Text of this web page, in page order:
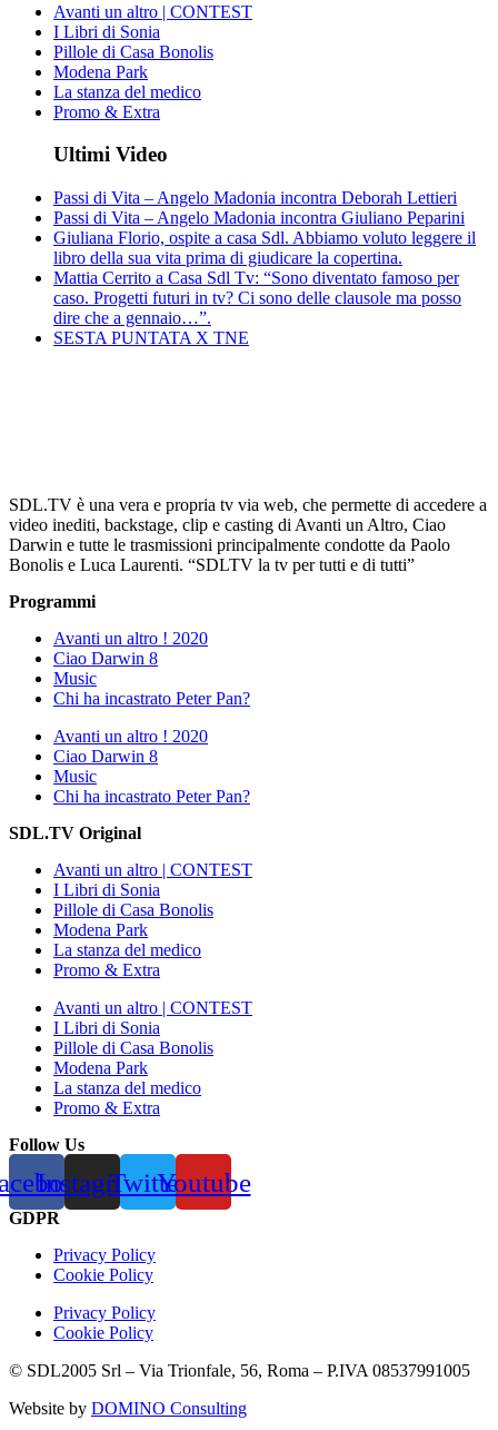
Avanti un altro | CONTEST
I Libri di Sonia
Pillole di Casa Bonolis
Modena Park
La stanza del medico
Promo & Extra
Ultimi Video
Passi di Vita – Angelo Madonia incontra Deborah Lettieri
Passi di Vita – Angelo Madonia incontra Giuliano Peparini
Giuliana Florio, ospite a casa Sdl. Abbiamo voluto leggere il
libro della sua vita prima di giudicare la copertina.
Mattia Cerrito a Casa Sdl Tv: “Sono diventato famoso per
caso. Progetti futuri in tv? Ci sono delle clausole ma posso
dire che a gennaio…”.
SESTA PUNTATA X TNE
SDL.TV è una vera e propria tv via web, che permette di accedere a
video inediti, backstage, clip e casting di Avanti un Altro, Ciao
Darwin e tutte le trasmissioni principalmente condotte da Paolo
Bonolis e Luca Laurenti. “SDLTV la tv per tutti e di tutti”
Programmi
Avanti un altro ! 2020
Ciao Darwin 8
Music
Chi ha incastrato Peter Pan?
Avanti un altro ! 2020
Ciao Darwin 8
Music
Chi ha incastrato Peter Pan?
SDL.TV Original
Avanti un altro | CONTEST
I Libri di Sonia
Pillole di Casa Bonolis
Modena Park
La stanza del medico
Promo & Extra
Avanti un altro | CONTEST
I Libri di Sonia
Pillole di Casa Bonolis
Modena Park
La stanza del medico
Promo & Extra
Follow Us
InstagramTwitterYoutube
GDPR
Privacy Policy
Cookie Policy
Privacy Policy
Cookie Policy
© SDL2005 Srl – Via Trionfale, 56, Roma – P.IVA 08537991005
Website by DOMINO Consulting